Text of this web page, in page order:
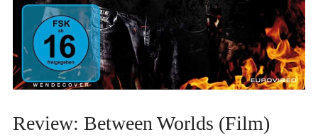
Review: Between Worlds (Film)